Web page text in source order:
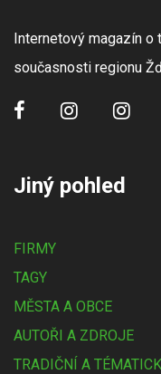
Internetový magazín o
současnosti regionu
Jiný pohled
FIRMY
TAGY
MĚSTA A OBCE
AUTOŘI A ZDROJE
TRADIČNÍ A